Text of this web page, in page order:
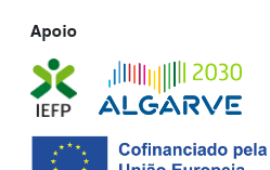
Apoio